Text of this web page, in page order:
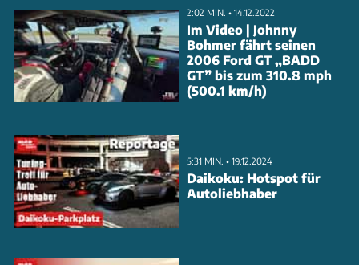
geschmiedeten Monoblock ZM-Felgen in 22 Zoll. Im
Innenraum dominiert feinstes Leder mit
Muschelrauten-Steppung, ergänzt durch Carbon-
Elemente und Shadow Grey-Akzente. Der Preis für
2:02 MIN. • 14.12.2022
Im Video | Johnny
Bohmer fährt seinen
2006 Ford GT „BADD
GT” bis zum 310.8 mph
(500.1 km/h)
5:31 MIN. • 19.12.2024
Daikoku: Hotspot für
Autoliebhaber